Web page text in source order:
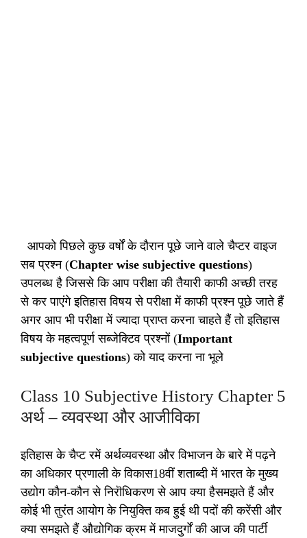
आपको पिछले कुछ वर्षों के दौरान पूछे जाने वाले चैप्टर वाइज
सब प्रश्न (Chapter wise subjective questions)
उपलब्ध है जिससे कि आप परीक्षा की तैयारी काफी अच्छी तरह
से कर पाएंगे इतिहास विषय से परीक्षा में काफी प्रश्न पूछे जाते हैं
अगर आप भी परीक्षा में ज्यादा प्राप्त करना चाहते हैं तो इतिहास
विषय के महत्वपूर्ण सब्जेक्टिव प्रश्नों (Important
subjective questions) को याद करना ना भूले
Class 10 Subjective History Chapter 5
अर्थ – व्यवस्था और आजीविका
इतिहास के चैप्ट रमें अर्थव्यवस्था और विभाजन के बारे में पढ़ने
का अधिकार प्रणाली के विकास18वीं शताब्दी में भारत के मुख्य
उद्योग कौन-कौन से निरॊधिकरण से आप क्या हैसमझते हैं और
कोई भी तुरंत आयोग के नियुक्ति कब हुई थी पदों की करेंसी और
क्या समझते हैं औद्योगिक क्रम में माजदुर्गों की आज की पार्टी